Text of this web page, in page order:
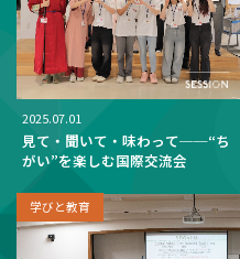
2025.07.01
見て・聞いて・味わって──“ち
がい”を楽しむ国際交流会
学びと教育